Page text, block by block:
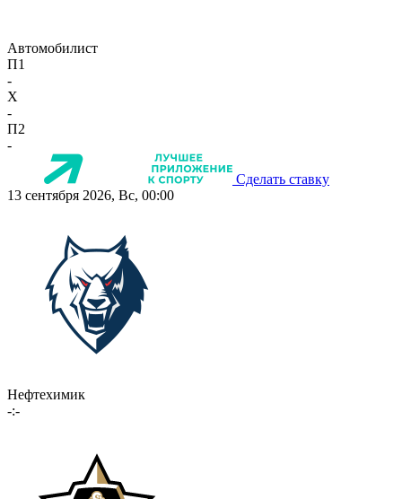
Автомобилист
П1
-
X
-
П2
-
Сделать ставку
13 сентября 2026, Вс, 00:00
Нефтехимик
-:-